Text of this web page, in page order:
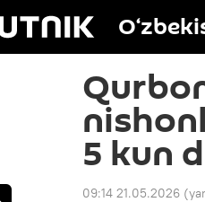
5 kun
09:14 21.05.2026